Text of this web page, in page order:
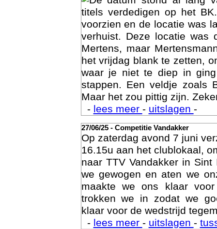
titels verdedigen op het
voorzien en de locatie was
verhuist. Deze locatie was
Mertens, maar
het vrijdag blank te zetten,
waar je niet te diep in
stappen. Een veldje zoals
Maar het zou pittig zijn.
- lees meer - uitslagen -
27/06/25 - Competitie Vandakker
Op zaterdag avond 7 juni
16.15u aan het clublokaal,
naar TTV Vandakker in
we gewogen en aten we
maakte we ons klaar
trokken we in zodat we
klaar voor de wedstrijd
- lees meer - uitslagen -